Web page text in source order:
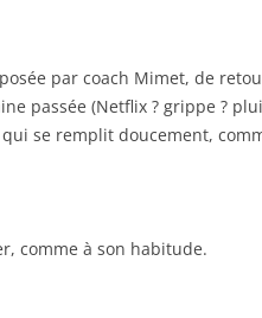
par coach Mimet, de
passée (Netflix ? grippe ?
se remplit doucement,
comme à son habitude.